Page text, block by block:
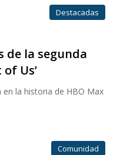
Destacadas
de la segunda
Us’
la historia de HBO Max
Comunidad